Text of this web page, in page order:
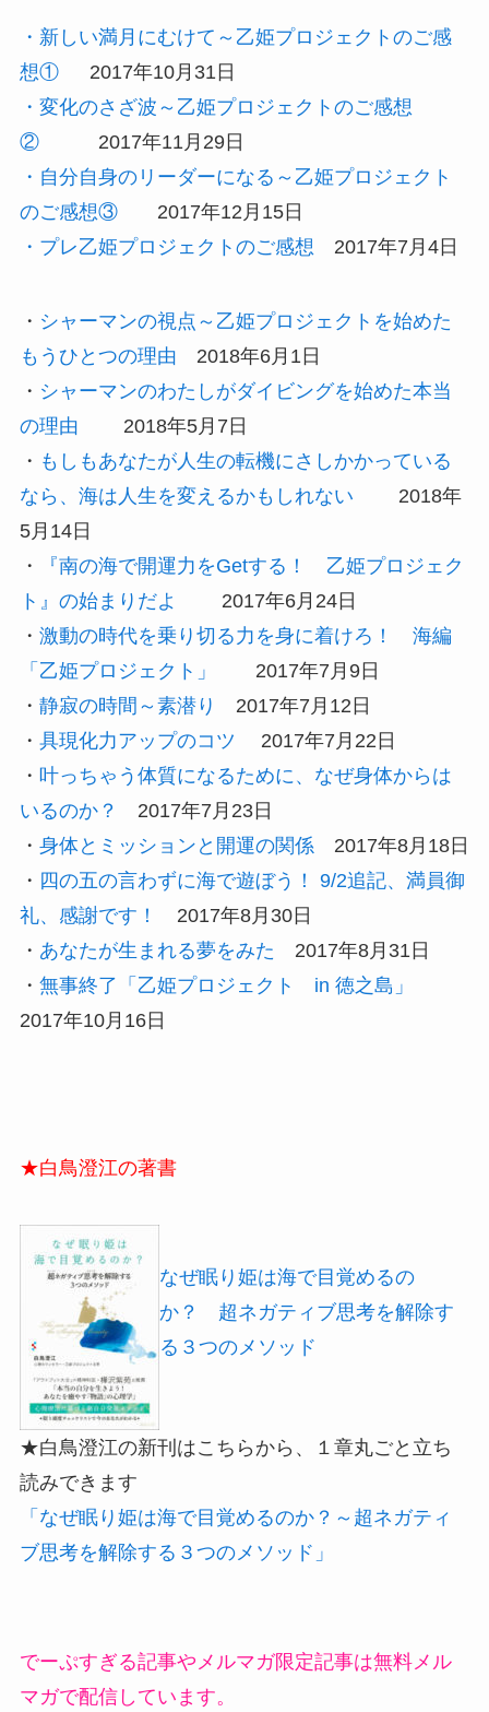
・新しい満月にむけて～乙姫プロジェクトのご感
想①2017年10月31日
・変化のさざ波～乙姫プロジェクトのご感想
②2017年11月29日
・自分自身のリーダーになる～乙姫プロジェクト
のご感想③2017年12月15日
・プレ乙姫プロジェクトのご感想 2017年7月4日
・ シャーマンの視点～乙姫プロジェクトを始めた
もうひとつの理由 2018年6月1日
・ シャーマンのわたしがダイビングを始めた本当
の理由 2018年5月7日
・ もしもあなたが人生の転機にさしかかっている
なら、海は人生を変えるかもしれない
2018年
5月14日
・
『南の海で開運力をGetする！ 乙姫プロジェク
ト』の始まりだよ
2017年6月24日
・ 激動の時代を乗り切る力を身に着けろ！ 海編
「乙姫プロジェクト」
2017年7月9日
・ 静寂の時間～素潜り
2017年7月12日
・ 具現化力アップのコツ
2017年7月22日
・ 叶っちゃう体質になるために、なぜ身体からは
いるのか？
2017年7月23日
・ 身体とミッションと開運の関係 2017年8月18日
・ 四の五の言わずに海で遊ぼう！ 9/2追記、満員御
礼、感謝です！
2017年8月30日
・ あなたが生まれる夢をみた 2017年8月31日
・ 無事終了「乙姫プロジェクト in 徳之島」
2017年10月16日
★白鳥澄江の著書
なぜ眠り姫は海で目覚めるの
か？ 超ネガティブ思考を解除す
る３つのメソッド
★白鳥澄江の新刊はこちらから、１章丸ごと立ち
読みできます
「なぜ眠り姫は海で目覚めるのか？～超ネガティ
ブ思考を解除する３つのメソッド」
でーぷすぎる記事やメルマガ限定記事は無料メル
マガで配信しています。